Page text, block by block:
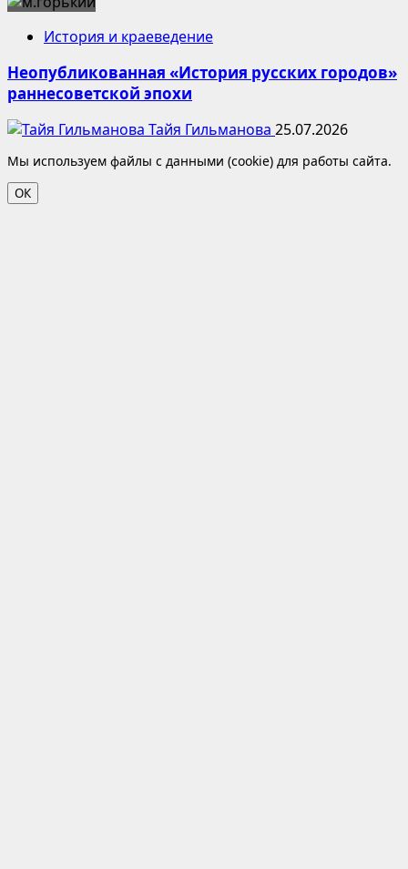
История и краеведение
Неопубликованная «История русских городов»
раннесоветской эпохи
Тайя Гильманова 25.07.2026
Мы используем файлы с данными (cookie) для работы сайта.
ОК